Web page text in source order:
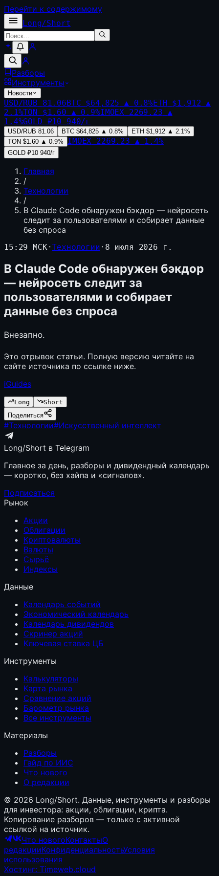
Перейти к содержимому
Long/Short
Разборы
Инструменты
Новости
USD/RUB 81.06BTC $64,825 ▲ 0.8%ETH $1,912 ▲
2.1%TON $1.60 ▲ 0.9%IMOEX 2269.23 ▲
1.4%GOLD ₽10 940/г
USD/RUB 81.06 BTC $64,825 ▲ 0.8% ETH $1,912 ▲ 2.1%
TON $1.60 ▲ 0.9% IMOEX 2269.23 ▲ 1.4%
GOLD ₽10 940/г
Главная
/
Технологии
/
В Claude Code обнаружен бэкдор — нейросеть
следит за пользователями и собирает данные
без спроса
15:29 МСК·Технологии · 8 июля 2026 г.
В Claude Code обнаружен бэкдор
— нейросеть следит за
пользователями и собирает
данные без спроса
Внезапно.
Это отрывок статьи. Полную версию читайте на
сайте источника по ссылке ниже.
iGuides
Long
Short
Поделиться
#Технологии#Искусственный интеллект
Long/Short в Telegram
Главное за день, разборы и дивидендный календарь
— коротко, без хайпа и «сигналов».
Подписаться
Рынок
Акции
Облигации
Криптовалюты
Валюты
Сырьё
Индексы
Данные
Календарь событий
Экономический календарь
Календарь дивидендов
Скринер акций
Ключевая ставка ЦБ
Инструменты
Калькуляторы
Карта рынка
Сравнение акций
Барометр рынка
Все инструменты
Материалы
Разборы
Гайд по ИИС
Что нового
О редакции
© 2026 Long/Short. Данные, инструменты и разборы
для инвестора: акции, облигации, крипта.
Копирование разборов — только с активной
ссылкой на источник.
Что новогоКонтактыО
редакцииКонфиденциальностьУсловия
использования
Хостинг: Timeweb.cloud